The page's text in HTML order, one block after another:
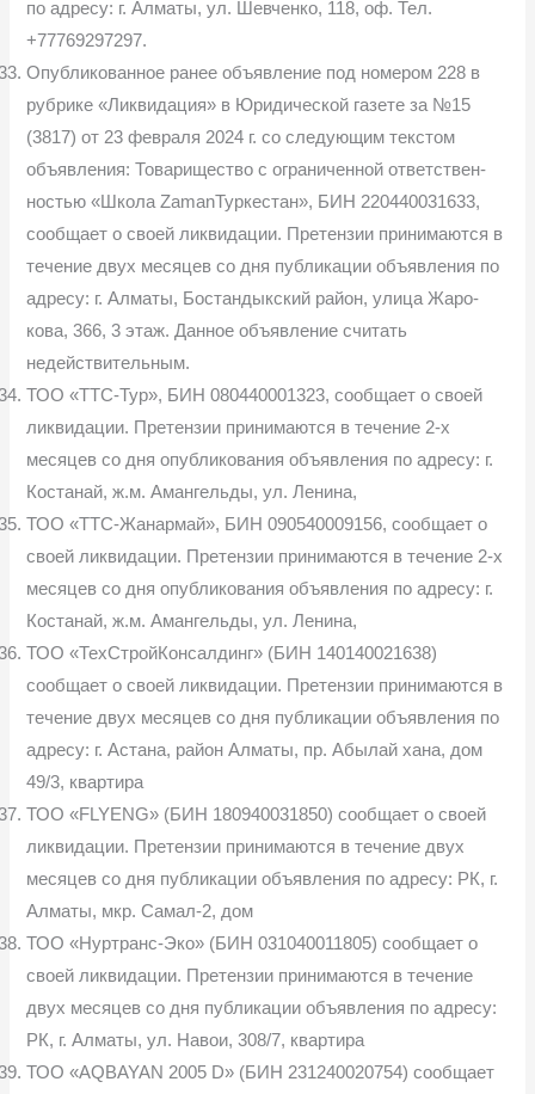
по адресу: г. Алматы, ул. Шевченко, 118, оф. Тел.
+77769297297.
Опубликованное ранее объявление под номером 228 в
рубрике «Лик­видация» в Юридической газете за №15
(3817) от 23 февраля 2024 г. со следующим текстом
объявления: Товарищество с ограниченной ответствен­
ностью «Школа ZamanТуркестан», БИН 220440031633,
сообщает о своей ликвидации. Претензии принимаются в
течение двух месяцев со дня публи­кации объявления по
адресу: г. Алматы, Бостандыкский район, улица Жаро-
кова, 366, 3 этаж. Данное объявление считать
недействительным.
ТОО «ТТС-Тур», БИН 080440001323, сообщает о своей
ликвидации. Претензии принимаются в течение 2-х
месяцев со дня опубликования объяв­ления по адресу: г.
Костанай, ж.м. Амангельды, ул. Ленина,
ТОО «ТТС-Жанармай», БИН 090540009156, сообщает о
своей ликви­дации. Претензии принимаются в течение 2-х
месяцев со дня опубликования объявления по адресу: г.
Костанай, ж.м. Амангельды, ул. Ленина,
ТОО «ТехСтройКонсалдинг» (БИН 140140021638)
сообщает о своей ликвидации. Претензии принимаются в
течение двух месяцев со дня публи­кации объявления по
адресу: г. Астана, район Алматы, пр. Абылай хана, дом
49/3, квартира
ТОО «FLYENG» (БИН 180940031850) сообщает о своей
ликвида­ции. Претензии принимаются в течение двух
месяцев со дня публикации объявления по адресу: РК, г.
Алматы, мкр. Самал-2, дом
ТОО «Нуртранс-Эко» (БИН 031040011805) сообщает о
своей ликви­дации. Претензии принимаются в течение
двух месяцев со дня публикации объявления по адресу:
РК, г. Алматы, ул. Навои, 308/7, квартира
ТОО «AQBAYAN 2005 D» (БИН 231240020754) сообщает